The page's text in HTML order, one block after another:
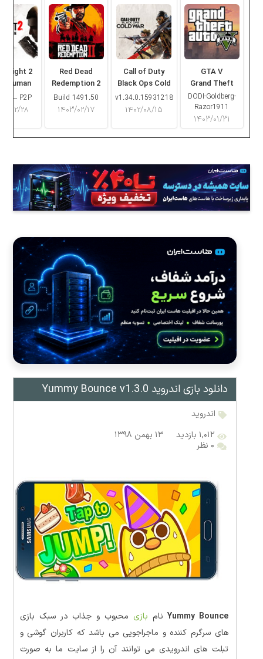
GTA V
Grand Theft
Auto V
DODI-Goldberg-
Razor1911
۱۴۰۳/۰۱/۳۱
Call of Duty
Black Ops Cold
War
v1.34.0.15931218
۱۴۰۲/۰۸/۱۵
Red Dead
Redemption 2
Build 1491.50
۱۴۰۳/۰۲/۱۷
Light 2
Human
– P2P
۱۴۰۳/
دانلود بازی اندروید Yummy Bounce v1.3.0
اندروید
۱,۰۱۲ بازدید
۱۳ بهمن ۱۳۹۸
۰ نظر
Yummy Bounce نام بازی محبوب و جذاب در سبک بازی
های سرگرم کننده و ماجراجویی می باشد که کاربران گوشی و
تبلت های اندرویدی می توانند آن را از سایت ما به صورت